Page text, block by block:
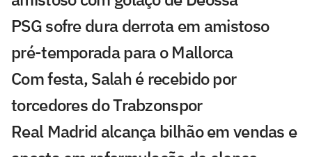
PSG sofre dura derrota em amistoso
pré-temporada para o Mallorca
Com festa, Salah é recebido por
torcedores do Trabzonspor
Real Madrid alcança bilhão em vendas e